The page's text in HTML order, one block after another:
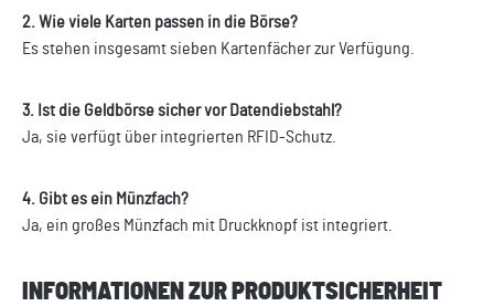
2. Wie viele Karten passen in die Börse?
Es stehen insgesamt sieben Kartenfächer zur Verfügung.
3. Ist die Geldbörse sicher vor Datendiebstahl?
Ja, sie verfügt über integrierten RFID-Schutz.
4. Gibt es ein Münzfach?
Ja, ein großes Münzfach mit Druckknopf ist integriert.
INFORMATIONEN ZUR PRODUKTSICHERHEIT